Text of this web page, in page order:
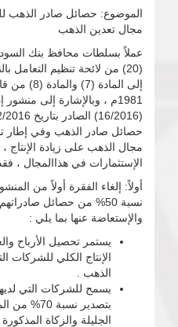
الموضوع: حصائل صادر الذهب
مجال تعدين الذهب
عملاً بسلطات محافظ بنك
إلى المادة
1981م ، وبالإشارة إلى
حصائل صادر الذهب وفي إطار
مجال الذهب على زيادة
الإستثمارات في هذاالمجال ،
أولاً: إلغاء الفقرة أولاً من
نسبة 50% من حصائل
والإستعاضة عنها بما يلي :
يستمر تحصيل الأرباح
الإنتاج الكلي للشركات
الذهب .
يسمح للشركات التي
بتصدير